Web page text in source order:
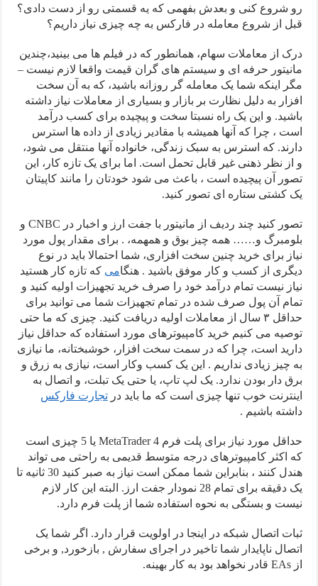
رو شروع کنی و بعدش بفهمی که یه قسمتی رو از دست دادی؟
قبل از شروع معامله در فارکس به چه چیزی نیاز داریم؟
درک از معاملات سهام، همانطور که در فیلم ها می بینید،چندین
مانیتور حرفه ای و سیستم های گران قیمت واقعا لازم نیست –
مگر اینکه شما یک معامله گر روزانه باشید، که به آن سخت
افزار به دلیل نظارت بر بازار و بسیاری از معاملات نیاز داشته
باشید. و این یک راه نسبتا سخت و پیچیده برای کسب درآمد
است ، چرا که آنها همیشه با مقادیر زیادی از داده ها استرس
دارند. که استرس به سبک زندگی، خانواده آنها منتقل می شود،
و از نظر ذهنی غیر قابل تحمل است. اما برای یک تازه کار، این
تصور آن پیچیده است ، باعث می شود خودتان را مانند کاپیتان
یک کشتی ستاره ای تصور کنید.
تصور کنید چند ردیف از مانیتور با جفت ارز و اخبار در CNBC و
بلومبرگ و…… همه چیز بوق و همهمه، . برای مقدار پول مورد
نیاز برای خرید چنین سخت افزاری، شما احتمالا باید در نوع
دیگری از کسب و کار موفق باشید . هنگامی که تازه کار هستید
نیاز نیست تمام درآمد خود را صرف خرید تجهیزات اولیه کنید و
تمام آن پول صرف شده در تمام تجهیزات شما می توانید برای
حداقل ۳ سال از معاملات اولیه دریافت کنید. چیزی که ما حتی
توصیه می کنیم خرید کامپیوترهای مورد استفاده که حداقل نیاز
دارید است، چرا که در سمت سخت افزار، خوشبختانه، ما نیازی
به چیز زیادی نداریم . این یک کسب وکار است، نیازی به زرق و
برق دار بودن ندارد. یک لپ تاپ، یا حتی یک تبلت، و اتصال به
اینترنت خوب تنها چیزی است که ما باید درتجارت فارکس
داشته باشیم .
حداقل مورد نیاز برای پلت فرم MetaTrader 4 یا 5 چیزی است
که اکثر کامپیوترهای درجه متوسط قدیمی به راحتی می تواند
هندل کنند ، بنابراین شما ممکن است نیاز به صبر کنید 30 ثانیه تا
یک دقیقه برای تمام 28 نمودار جفت ارز. البته این کار لازم
نیست و بستگی به نحوه استفاده شما از پلت فرم دارد.
ثبات اتصال شبکه در اینجا در اولویت قرار دارد. اگر شما یک
اتصال ناپایدار شما تاخیر در اجرای سفارش , بازخورد, و برخی
از EAs قادر نخواهد بود به کار بهینه.